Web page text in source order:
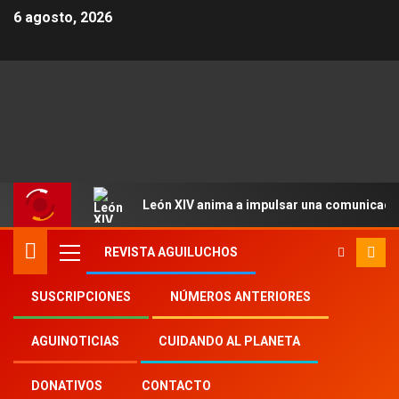
6 agosto, 2026
León XIV anima a impulsar una
REVISTA AGUILUCHOS
SUSCRIPCIONES NÚMEROS ANTERIORES
AGUINOTICIAS CUIDANDO AL PLANETA
DONATIVOS CONTACTO
Inicio
Aguinoticias
Domingo Mundial de las Misiones